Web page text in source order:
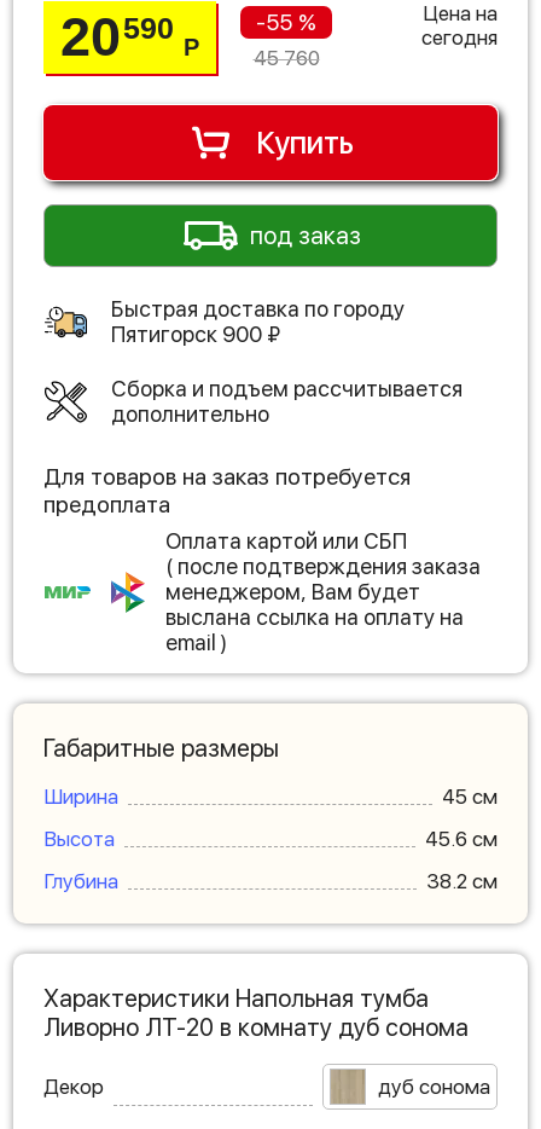
20590
Р
-55 %
45 760
Цена на
сегодня
Купить
под заказ
Быстрая доставка по городу
Пятигорск 900 ₽
Сборка и подъем рассчитывается
дополнительно
Для товаров на заказ потребуется
предоплата
Оплата картой или СБП
( после подтверждения заказа
менеджером, Вам будет
выслана ссылка на оплату на
email )
Габаритные размеры
Ширина
45 см
Высота
45.6 см
Глубина
38.2 см
Характеристики Напольная тумба
Ливорно ЛТ-20 в комнату дуб сонома
Декор дуб сонома